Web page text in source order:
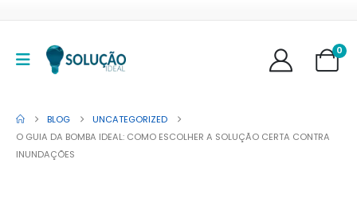
0
BLOG
UNCATEGORIZED
O GUIA DA BOMBA IDEAL: COMO ESCOLHER A SOLUÇÃO CERTA CONTRA
INUNDAÇÕES